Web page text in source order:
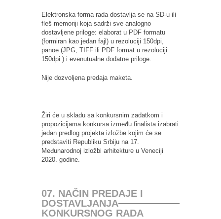
Elektronska forma rada dostavlja se na SD-u ili
fleš memoriji koja sadrži sve analogno
dostavljene priloge: elaborat u PDF formatu
(formiran kao jedan fajl) u rezoluciji 150dpi,
panoe (JPG, TIFF ili PDF format u rezoluciji
150dpi ) i evenutualne dodatne priloge.
Nije dozvoljena predaja maketa.
Žiri će u skladu sa konkursnim zadatkom i
propozicijama konkursa između finalista izabrati
jedan predlog projekta izložbe kojim će se
predstaviti Republiku Srbiju na 17.
Međunarodnoj izložbi arhitekture u Veneciji
2020. godine.
07. NAČIN PREDAJE I
DOSTAVLJANJA
KONKURSNOG RADA